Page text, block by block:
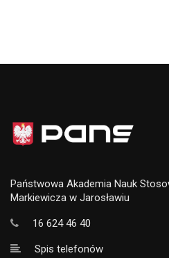
Państwowa Akademia Nauk
Markiewicza w Jarosławiu
16 624 46 40
Spis telefonów